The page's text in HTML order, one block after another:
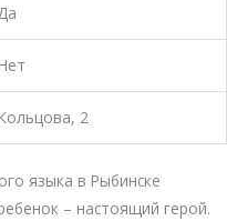
Нет
​Кольцова, 2
языка в Рыбинске
– настоящий герой.